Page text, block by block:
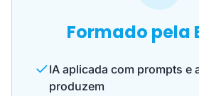
Formado pela
IA aplicada com prompts e
produzem